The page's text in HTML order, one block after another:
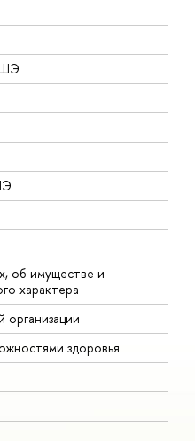
об имуществе и
характера
организации
здоровья